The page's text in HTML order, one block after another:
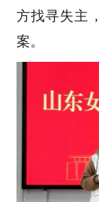
方找寻失主
案。